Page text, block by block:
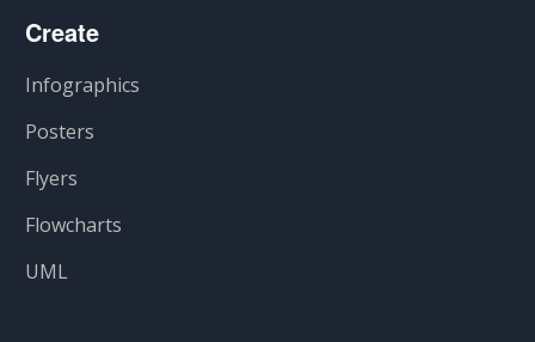
Create
Infographics
Posters
Flyers
Flowcharts
UML